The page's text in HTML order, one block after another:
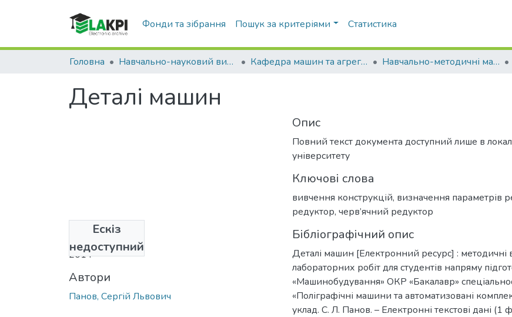
Фонди та зібрання Пошук за критеріями Статистика
Головна Навчально-науковий видавничо-полiграфiчний інститут (НН ВПІ) Кафедра машин та агрегатів поліграфічного виробництва (МАПВ) Навчально-методичні матеріали (МАПВ)
Деталі машин
Ескіз
недоступний
Дата
2014
Автори
Панов, Сергій Львович
Опис
Повний текст документа доступний лише в
університету
Ключові слова
вивчення конструкцій, визначення параметрів
редуктор, черв’ячний редуктор
Бібліографічний опис
Деталі машин [Електронний ресурс] : методичні
лабораторних робіт для студентів напряму
«Машинобудування» ОКР «Бакалавр»
«Поліграфічні машини та автоматизовані
уклад. С. Л. Панов. – Електронні текстові дані (1